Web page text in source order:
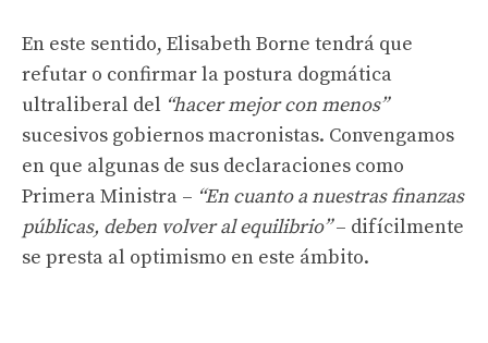
En este sentido, Elisabeth Borne tendrá que
refutar o confirmar la postura dogmática
ultraliberal del “hacer mejor con menos”
sucesivos gobiernos macronistas. Convengamos
en que algunas de sus declaraciones como
Primera Ministra – “En cuanto a nuestras finanzas
públicas, deben volver al equilibrio”– difícilmente
se presta al optimismo en este ámbito.